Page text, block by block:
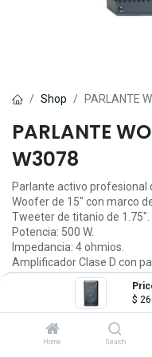
$
Home Search
Shop PARLANTE
PARLANTE
W3078
Parlante activo profesional
Woofer de 15" con marco
Tweeter de titanio de 1.75".
Potencia: 500 W.
Impedancia: 4 ohmios.
Amplificador Clase D con
disipación y uso prolongado.
Función Bluetooth/TWS.
Caja de altavoz negra